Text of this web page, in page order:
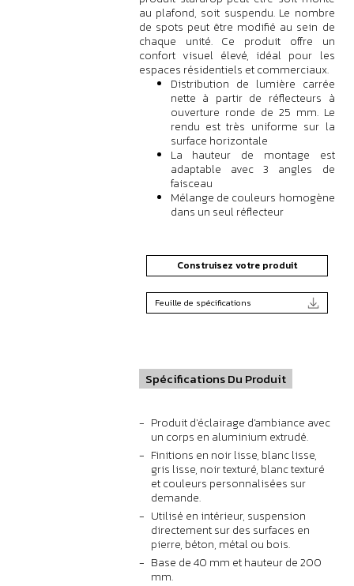
au plafond, soit suspendu. Le nombre
de spots peut être modifié au sein de
chaque unité. Ce produit offre un
confort visuel élevé, idéal pour les
espaces résidentiels et commerciaux.
Distribution de lumière carrée
nette à partir de réflecteurs à
ouverture ronde de 25 mm. Le
rendu est très uniforme sur la
surface horizontale
La hauteur de montage est
adaptable avec 3 angles de
faisceau
Mélange de couleurs homogène
dans un seul réflecteur
Construisez votre produit
Feuille de spécifications
Spécifications Du Produit
Produit d'éclairage d'ambiance avec
un corps en aluminium extrudé.
Finitions en noir lisse, blanc lisse,
gris lisse, noir texturé, blanc texturé
et couleurs personnalisées sur
demande.
Utilisé en intérieur, suspension
directement sur des surfaces en
pierre, béton, métal ou bois.
Base de 40 mm et hauteur de 200
mm.